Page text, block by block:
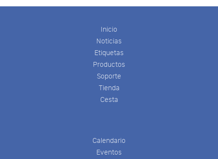
Inicio
Noticias
Etiquetas
Productos
Soporte
Tienda
Cesta
Calendario
Eventos